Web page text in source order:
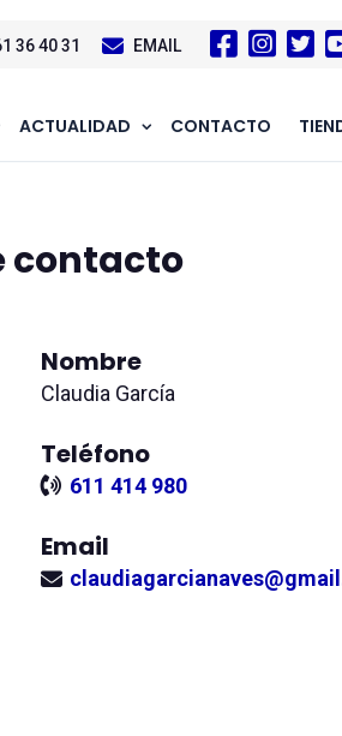
36 40 31 EMAIL
ACTUALIDAD CONTACTO
contacto
Nombre
Claudia García
Teléfono
611 414 980
Email